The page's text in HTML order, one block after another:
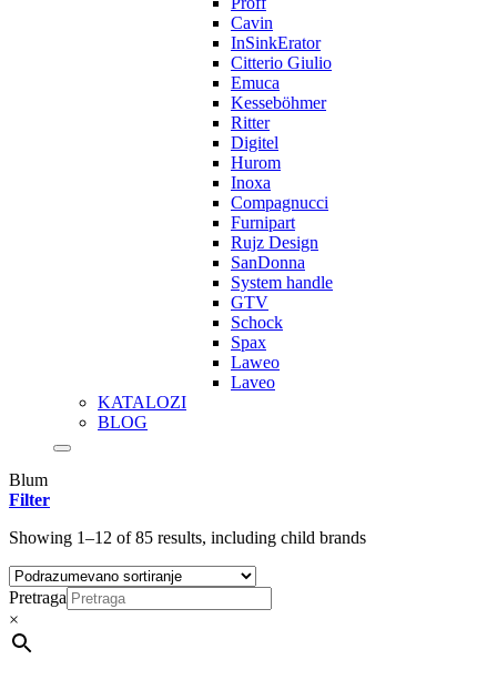
Cavin
InSinkErator
Citterio Giulio
Emuca
Kesseböhmer
Ritter
Digitel
Hurom
Inoxa
Compagnucci
Furnipart
Rujz Design
SanDonna
System handle
GTV
Schock
Spax
Laweo
Laveo
KATALOZI
BLOG
Blum
Filter
Showing 1–12 of 85 results, including child brands
Pretraga
×